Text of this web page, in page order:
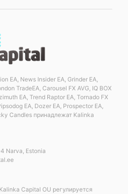
EA, News Insider EA, Grinder EA,
TradeEA, Carousel FX AVG, IQ BOX
EA, Trend Raptor EA, Tornado FX
EA, Dozer EA, Prospector EA,
Candles принадлежат Kalinka
Narva, Estonia
Kalinka Capital OU регулируется